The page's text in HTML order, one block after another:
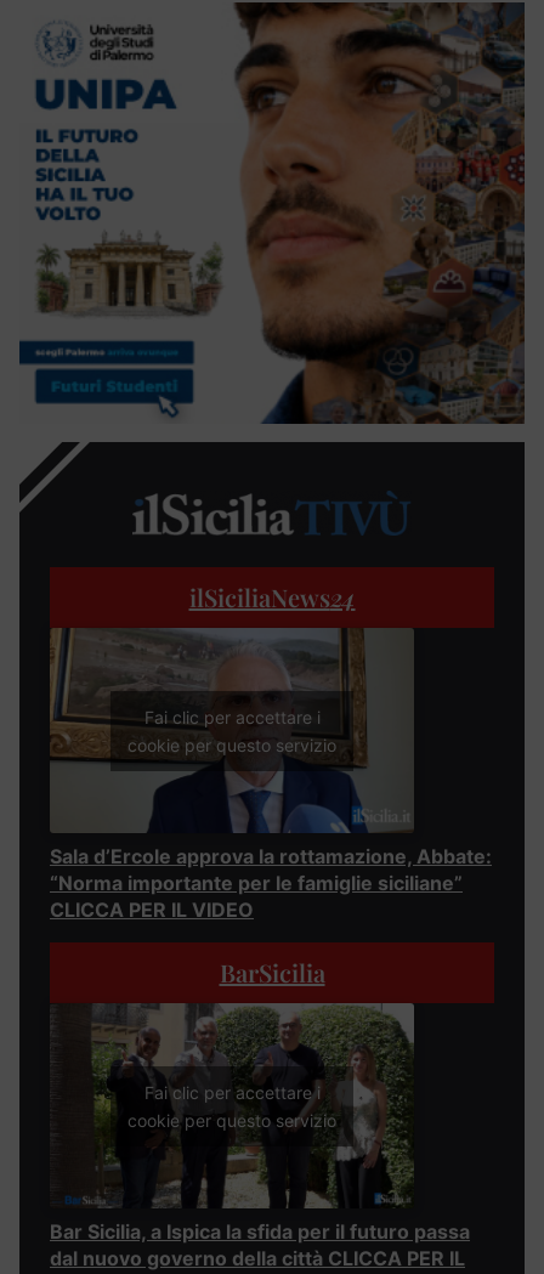
ilSiciliaNews24
Fai clic per accettare i
cookie per questo servizio
Sala d’Ercole approva la rottamazione, Abbate:
“Norma importante per le famiglie siciliane”
CLICCA PER IL VIDEO
BarSicilia
Fai clic per accettare i
cookie per questo servizio
Bar Sicilia, a Ispica la sfida per il futuro passa
dal nuovo governo della città CLICCA PER IL